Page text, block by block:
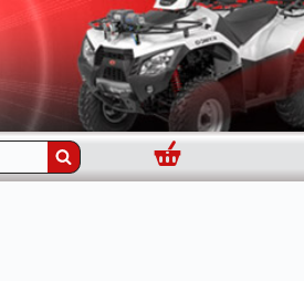
Panier